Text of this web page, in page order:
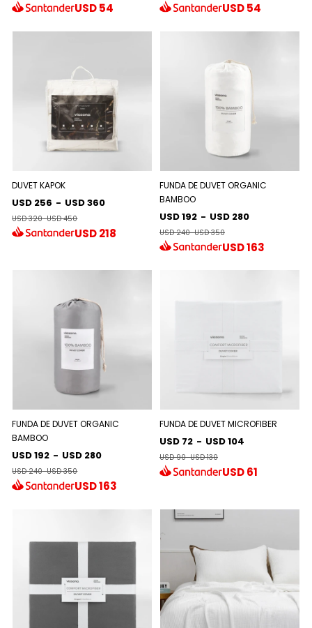
USD54 USD54
DUVET KAPOK
USD 256 - USD 360
USD 320-USD 450
USD218
FUNDA DE DUVET ORGANIC
BAMBOO
USD 192 - USD 280
USD 240-USD 350
USD163
FUNDA DE DUVET ORGANIC
BAMBOO
USD 192 - USD 280
USD 240-USD 350
USD163
FUNDA DE DUVET MICROFIBER
USD 72 - USD 104
USD 90-USD 130
USD61